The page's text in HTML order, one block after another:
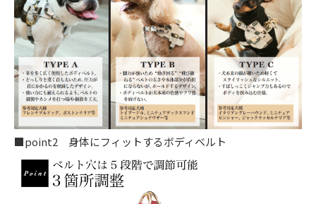
■point2 身体にフィットするボディベルト